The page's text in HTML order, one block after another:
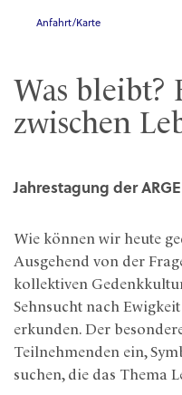
Anfahrt/Karte
Was bleibt?
zwischen
Jahrestagung der
Wie können wir heute
Ausgehend von der
kollektiven
Sehnsucht nach
erkunden. Der
Teilnehmenden ein,
suchen, die das Thema